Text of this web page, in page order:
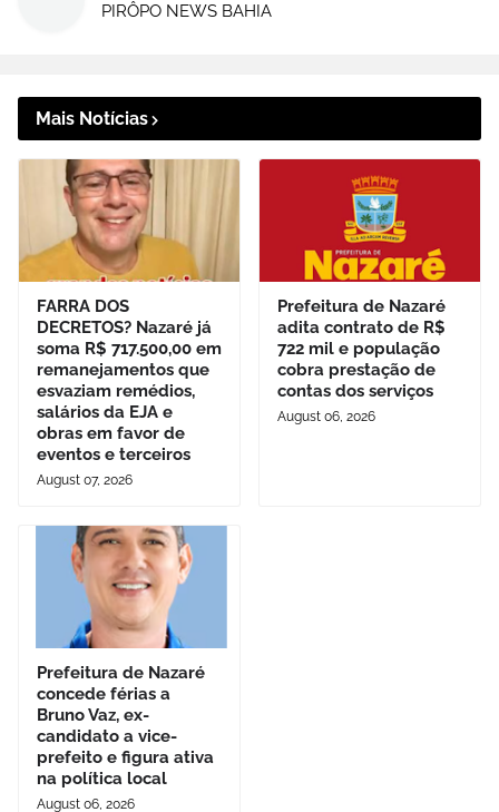
PIRÔPO NEWS BAHIA
Mais Notícias
FARRA DOS
DECRETOS? Nazaré já
soma R$ 717.500,00 em
remanejamentos que
esvaziam remédios,
salários da EJA e
obras em favor de
eventos e terceiros
August 07, 2026
Prefeitura de Nazaré
adita contrato de R$
722 mil e população
cobra prestação de
contas dos serviços
August 06, 2026
Prefeitura de Nazaré
concede férias a
Bruno Vaz, ex-
candidato a vice-
prefeito e figura ativa
na política local
August 06, 2026